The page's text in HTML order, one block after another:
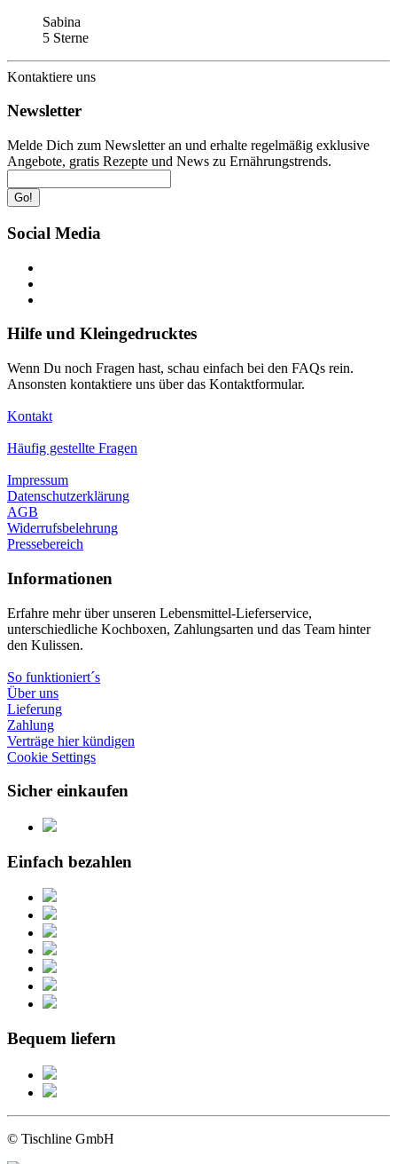
Sabina
5 Sterne
Kontaktiere uns
Newsletter
Melde Dich zum Newsletter an und erhalte regelmäßig exklusive
Angebote, gratis Rezepte und News zu Ernährungstrends.
Go!
Social Media
Hilfe und Kleingedrucktes
Wenn Du noch Fragen hast, schau einfach bei den FAQs rein.
Ansonsten kontaktiere uns über das Kontaktformular.
Kontakt
Häufig gestellte Fragen
Impressum
Datenschutzerklärung
AGB
Widerrufsbelehrung
Pressebereich
Informationen
Erfahre mehr über unseren Lebensmittel-Lieferservice,
unterschiedliche Kochboxen, Zahlungsarten und das Team hinter
den Kulissen.
So funktioniert´s
Über uns
Lieferung
Zahlung
Verträge hier kündigen
Cookie Settings
Sicher einkaufen
Einfach bezahlen
Bequem liefern
© Tischline GmbH